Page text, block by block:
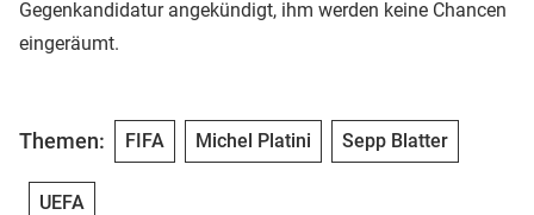
Gegenkandidatur angekündigt, ihm werden keine Chancen
eingeräumt.
Themen: FIFA Michel Platini Sepp Blatter
UEFA